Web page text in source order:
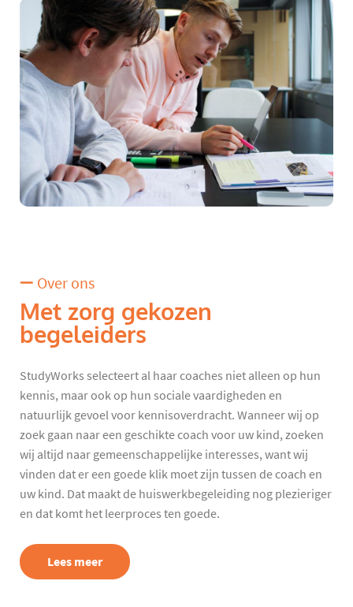
Over ons
Met zorg gekozen
begeleiders
StudyWorks selecteert al haar coaches niet alleen op hun
kennis, maar ook op hun sociale vaardigheden en
natuurlijk gevoel voor kennisoverdracht. Wanneer wij op
zoek gaan naar een geschikte coach voor uw kind, zoeken
wij altijd naar gemeenschappelijke interesses, want wij
vinden dat er een goede klik moet zijn tussen de coach en
uw kind. Dat maakt de huiswerkbegeleiding nog plezieriger
en dat komt het leerproces ten goede.
Lees meer